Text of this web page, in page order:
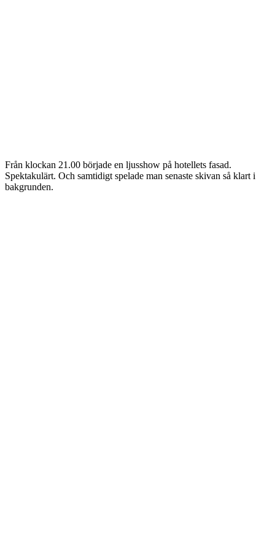
Från klockan 21.00 började en ljusshow på hotellets fasad.
Spektakulärt. Och samtidigt spelade man senaste skivan så klart i
bakgrunden.